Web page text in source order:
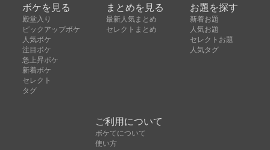
ボケを見る
殿堂入り
ピックアップボケ
人気ボケ
注目ボケ
急上昇ボケ
新着ボケ
セレクト
タグ
まとめを見る
最新人気まとめ
セレクトまとめ
お題を探す
新着お題
人気お題
セレクトお題
人気タグ
ご利用について
ボケてについて
使い方